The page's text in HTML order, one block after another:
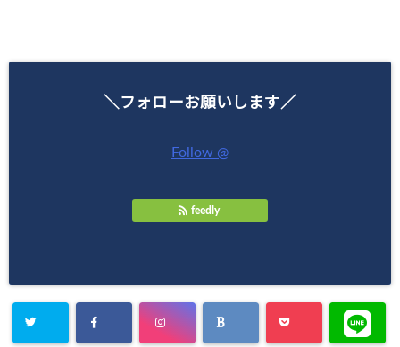
＼フォローお願いします／
Follow @
feedly